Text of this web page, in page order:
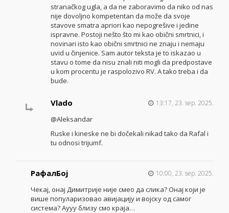
stranačkog ugla, a da ne zaboravimo da niko od nas
nije dovoljno kompetentan da može da svoje
stavove smatra apriori kao nepogrešive i jedine
ispravne. Postoji nešto što mi kao obični smrtnici, i
novinari isto kao obični smrtnici ne znaju i nemaju
uvid u činjenice. Sam autor teksta je to iskazao u
stavu o tome da nisu znali niti mogli da predpostave
u kom procentu je raspolozivo RV. A tako treba i da
bude.
Vlado 13:17, 23. sep. 2025.
@Aleksandar
Ruske i kineske ne bi dočekali nikad tako da Rafal i
tu odnosi trijumf.
РафалБој 10:00, 23. sep. 2025.
Чекај, онај Димитрије није смео да слика? Онај који је
више популаризовао авијацију и војску од самог
система? Аууу близу смо краја…